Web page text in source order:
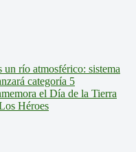
río atmosférico: sistema
categoría 5
el Día de la Tierra
Héroes